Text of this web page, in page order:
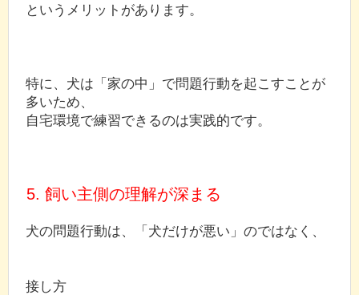
というメリットがあります。
特に、犬は「家の中」で問題行動を起こすことが
多いため、
自宅環境で練習できるのは実践的です。
5. 飼い主側の理解が深まる
犬の問題行動は、「犬だけが悪い」のではなく、
接し方